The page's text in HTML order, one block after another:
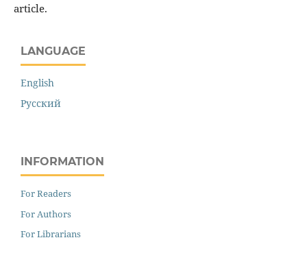
article.
LANGUAGE
English
Русский
INFORMATION
For Readers
For Authors
For Librarians